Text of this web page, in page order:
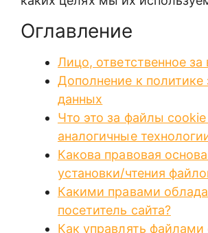
Оглавление
Лицо, ответственное за
Дополнение к
данных
Что это за файлы cookie
аналогичные
Какова правовая
установки/чтения
Какими правами
посетитель сайта?
Как управлять файлами